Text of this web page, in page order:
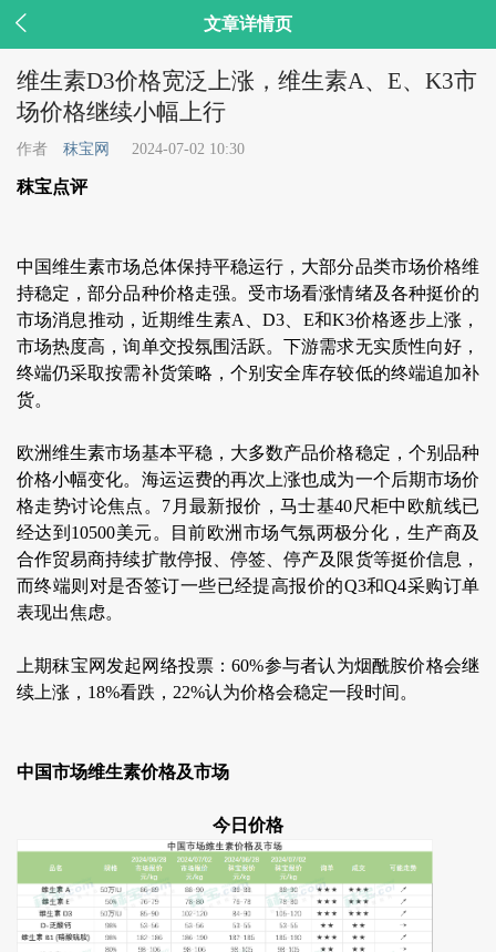
 文章详情页
维生素D3价格宽泛上涨，维生素A、E、K3市
场价格继续小幅上行
作者 秣宝网 2024-07-02 10:30
秣宝点评
中国维生素市场总体保持平稳运行，大部分品类市场价格维
持稳定，部分品种价格走强。受市场看涨情绪及各种挺价的
市场消息推动，近期维生素A、D3、E和K3价格逐步上涨，
市场热度高，询单交投氛围活跃。下游需求无实质性向好，
终端仍采取按需补货策略，个别安全库存较低的终端追加补
货。
欧洲维生素市场基本平稳，大多数产品价格稳定，个别品种
价格小幅变化。海运运费的再次上涨也成为一个后期市场价
格走势讨论焦点。7月最新报价，马士基40尺柜中欧航线已
经达到10500美元。目前欧洲市场气氛两极分化，生产商及
合作贸易商持续扩散停报、停签、停产及限货等挺价信息，
而终端则对是否签订一些已经提高报价的Q3和Q4采购订单
表现出焦虑。
上期秣宝网发起网络投票：60%参与者认为烟酰胺价格会继
续上涨，18%看跌，22%认为价格会稳定一段时间。
中国市场维生素价格及市场
今日价格